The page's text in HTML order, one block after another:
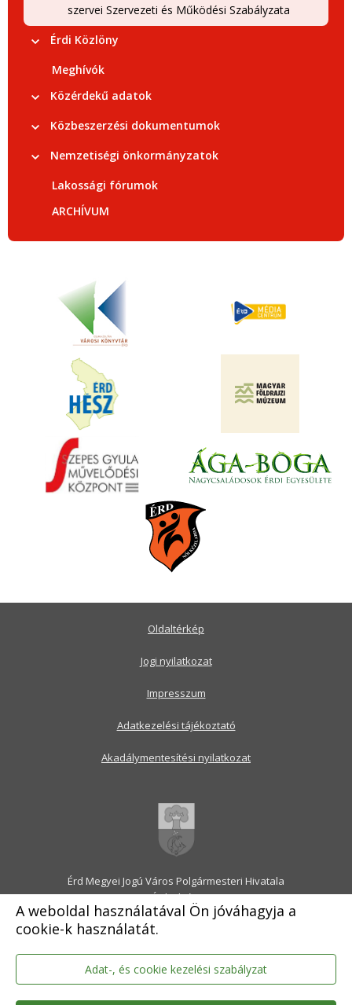
A weboldal használatával Ön jóváhagyja a
cookie-k használatát.
Adat-, és cookie kezelési szabályzat
szervei Szervezeti és Működési Szabályzata
Érdi Közlöny
Meghívók
Közérdekű adatok
Közbeszerzési dokumentumok
Nemzetiségi önkormányzatok
Lakossági fórumok
ARCHÍVUM
Érd Megyei Jogú Város Polgármesteri Hivatala
2030 Érd, Alsó utca 1.
Levélcím: 2031 Érd, Pf.: 31
E-mail:onkormanyzat@erd.hu
Telefonközpont:06-23-522-300
Ügyfélszolgálat:06-23-522-301
Hivatali Kapu: ERDPH
KRID szám: 707189964
Oldaltérkép
Jogi nyilatkozat
Impresszum
Adatkezelési tájékoztató
Akadálymentesítési nyilatkozat